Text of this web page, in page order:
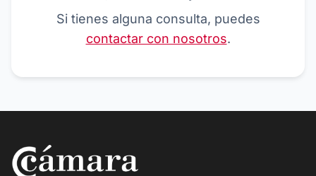
Si tienes alguna consulta, puedes
contactar con nosotros.